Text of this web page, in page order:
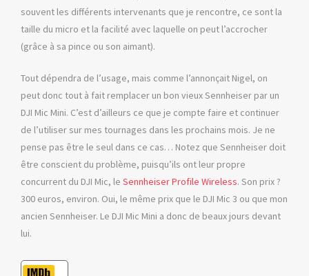
souvent les différents intervenants que je rencontre, ce sont la
taille du micro et la facilité avec laquelle on peut l’accrocher
(grâce à sa pince ou son aimant).
Tout dépendra de l’usage, mais comme l’annonçait Nigel, on
peut donc tout à fait remplacer un bon vieux Sennheiser par un
DJI Mic Mini. C’est d’ailleurs ce que je compte faire et continuer
de l’utiliser sur mes tournages dans les prochains mois. Je ne
pense pas être le seul dans ce cas… Notez que Sennheiser doit
être conscient du problème, puisqu’ils ont leur propre
concurrent du DJI Mic, le Sennheiser Profile Wireless. Son prix ?
300 euros, environ. Oui, le même prix que le DJI Mic 3 ou que mon
ancien Sennheiser. Le DJI Mic Mini a donc de beaux jours devant
lui.